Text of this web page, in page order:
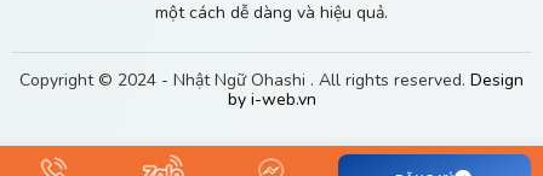
một cách dễ dàng và hiệu quả.
Copyright © 2024 - Nhật Ngữ Ohashi . All rights reserved. Design
by i-web.vn